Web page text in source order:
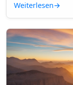
Weiterlesen→